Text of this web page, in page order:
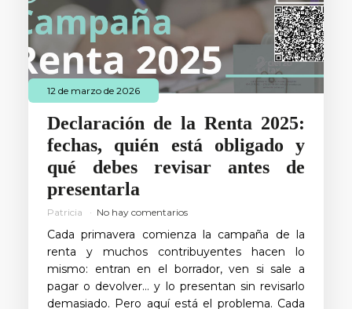
12 de marzo de 2026
Declaración de la Renta 2025:
fechas, quién está obligado y
qué debes revisar antes de
presentarla
Patricia No hay comentarios
Cada primavera comienza la campaña de la
renta y muchos contribuyentes hacen lo
mismo: entran en el borrador, ven si sale a
pagar o devolver… y lo presentan sin revisarlo
demasiado. Pero aquí está el problema. Cada